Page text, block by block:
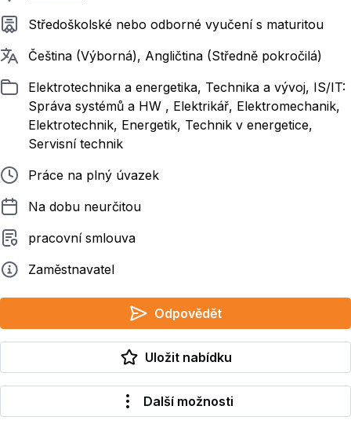
Požadované vzdělání
Středoškolské nebo odborné vyučení s maturitou
Požadované jazyky
Čeština (Výborná), Angličtina (Středně pokročilá)
ZařazenoElektrotechnika a energetika, Technika a vývoj, IS/IT:
Správa systémů a HW , Elektrikář, Elektromechanik,
Elektrotechnik, Energetik, Technik v energetice,
Servisní technik
Typ pracovního poměru
Práce na plný úvazek
Délka pracovního poměru
Na dobu neurčitou
Typ smluvního vztahu
pracovní smlouva
ZadavatelZaměstnavatel
Odpovědět
Uložit nabídku
Další možnosti